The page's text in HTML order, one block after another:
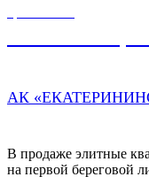
АК
В продаже элитные
на первой береговой